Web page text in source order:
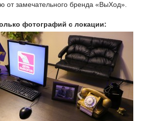
от замечательного бренда «ВыХод».
фотографий с локации: